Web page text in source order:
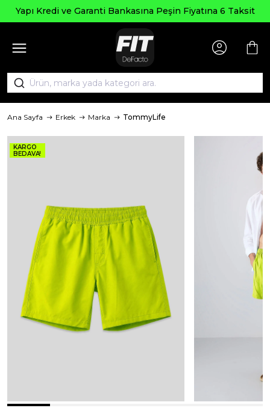
ve Garanti Bankasına Peşin Fiyatına 6 Taksit
Ana Sayfa Erkek Marka TommyLife
KARGO
BEDAVA!